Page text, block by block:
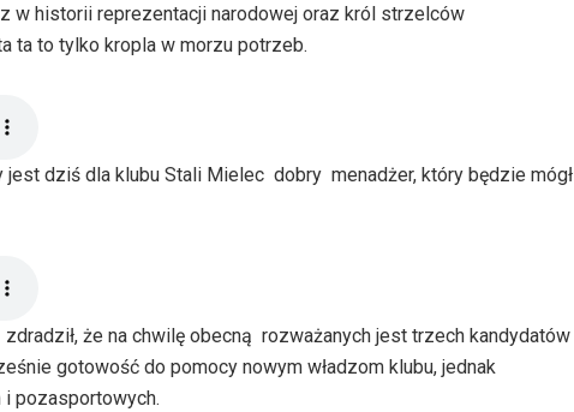
w historii reprezentacji narodowej oraz król strzelców
ta to tylko kropla w morzu potrzeb.
dziś dla klubu Stali Mielec dobry menadżer, który będzie mógł
że na chwilę obecną rozważanych jest trzech kandydatów
gotowość do pomocy nowym władzom klubu, jednak
i pozasportowych.